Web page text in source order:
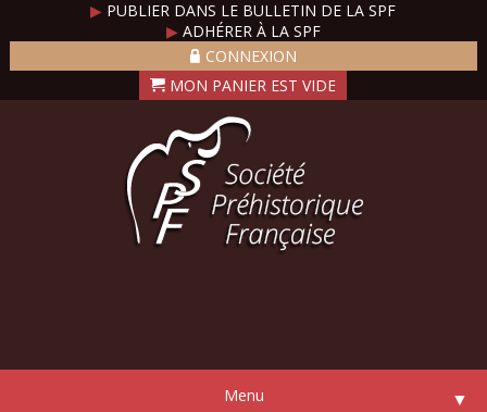
▶ PUBLIER DANS LE BULLETIN DE LA SPF
▶ADHÉRER À LA SPF
CONNEXION
Menu ▼